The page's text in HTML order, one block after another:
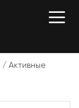
/ Активные